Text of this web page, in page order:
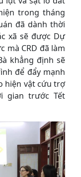
trong tháng
đã dành thời
xã sẽ được Dự
mà CRD đã làm
khẳng định sẽ
để đẩy mạnh
hiện vật cứu trợ
gian trước Tết